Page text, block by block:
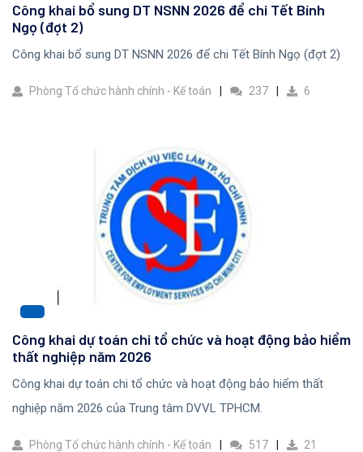
Công khai bổ sung DT NSNN 2026 để chi Tết Bính
Ngọ (đợt 2)
Công khai bổ sung DT NSNN 2026 để chi Tết Bính Ngọ (đợt 2)
Phòng Tổ chức hành chính - Kế toán 237 6
Công khai dự toán chi tổ chức và hoạt động bảo hiểm
thất nghiệp năm 2026
Công khai dự toán chi tổ chức và hoạt động bảo hiểm thất
nghiệp năm 2026 của Trung tâm DVVL TPHCM.
Phòng Tổ chức hành chính - Kế toán 517 21